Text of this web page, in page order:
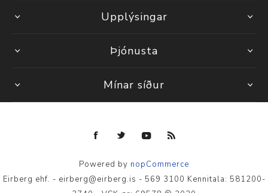
Upplýsingar
Þjónusta
Mínar síður
Powered by nopCommerce
Eirberg ehf. - eirberg@eirberg.is - 569 3100 Kennitala: 581200-